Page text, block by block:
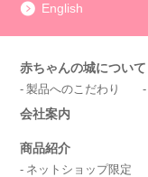
English
赤ちゃんの城について
製品へのこだわり
会社案内
商品紹介
ネットショップ限定